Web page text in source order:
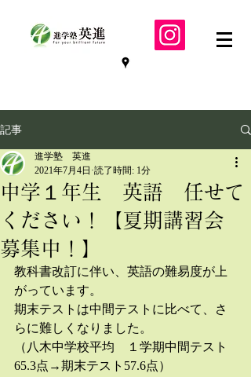
記事
中学１年生 英語 任せて
ください！【夏期講習会
募集中！】
進学塾 英進
2021年7月4日 読了時間: 1分
教科書改訂に伴い、英語の難易度が上
がっています。
期末テストは中間テストに比べて、さ
らに難しくなりました。
（八木中学校平均　１学期中間テスト
65.3点→期末テスト57.6点）